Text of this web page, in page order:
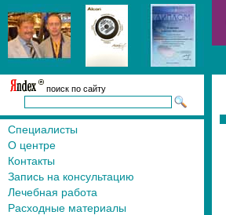
поиск по сайту
Специалисты
О центре
Контакты
Запись на консультацию
Лечебная работа
Расходные материалы